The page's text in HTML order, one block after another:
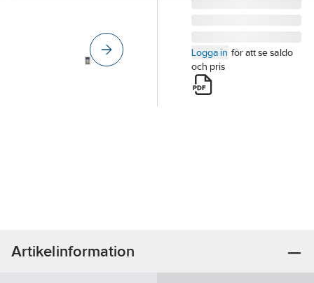
Logga in för att se saldo
och pris
Artikelinformation